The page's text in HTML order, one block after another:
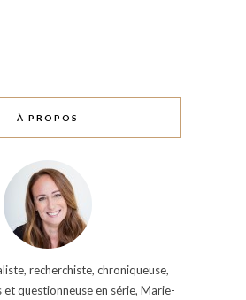
À PROPOS
recherchiste, chroniqueuse,
et questionneuse en série, Marie-